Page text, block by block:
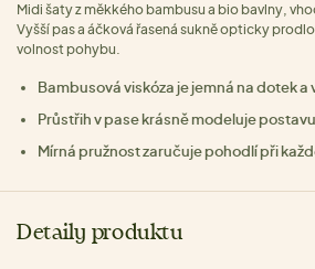
Midi šaty z měkkého bambusu a bio bavlny,
Vyšší pas a áčková řasená sukně opticky
volnost pohybu.
Bambusová viskóza je jemná na dotek a
Průstřih v pase krásně modeluje postavu
Mírná pružnost zaručuje pohodlí při
Detaily produktu